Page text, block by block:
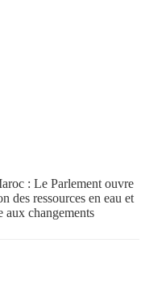
: Le Parlement ouvre
des ressources en eau et
aux changements